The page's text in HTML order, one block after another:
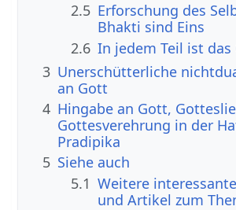
2.5 Erforschung des
Bhakti sind Eins
2.6 In jedem Teil ist das
3 Unerschütterliche
an Gott
4 Hingabe an Gott,
Gottesverehrung in der
Pradipika
5 Siehe auch
5.1 Weitere
und Artikel zum